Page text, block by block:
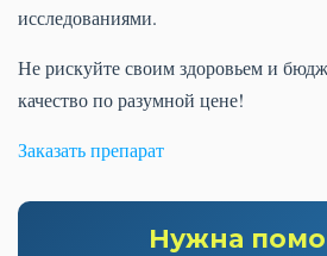
исследованиями.
Не рискуйте своим здоровьем и
качество по разумной цене!
Заказать препарат
Нужна